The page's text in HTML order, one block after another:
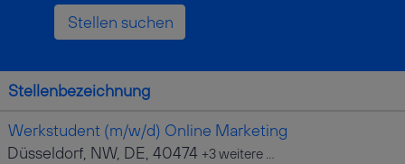
Stellenbezeichnung
Werkstudent (m/w/d) Online Marketing
Düsseldorf, NW, DE, 40474 +3 weitere …